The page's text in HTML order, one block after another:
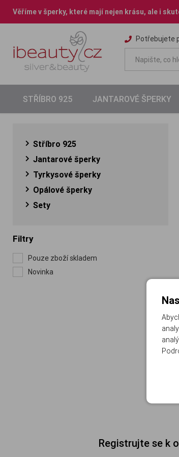
Věříme v šperky, které mají nejen krásu, ale i
Potřebujete
STŘÍBRO 925 JANTAROVÉ ŠPERKY
Stříbro 925
Jantarové šperky
Tyrkysové šperky
Opálové šperky
Sety
Filtry
Pouze zboží skladem
Novinka
Registrujte se k